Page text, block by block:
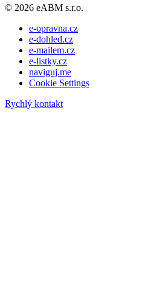
© 2026 eABM s.r.o.
e-opravna.cz
e-dohled.cz
e-mailem.cz
e-listky.cz
naviguj.me
Cookie Settings
Rychlý kontakt